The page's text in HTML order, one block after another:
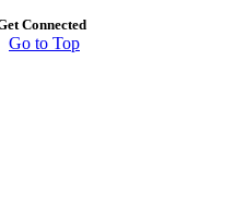
Connected
Go to Top